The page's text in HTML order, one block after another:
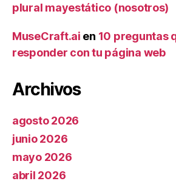
plural mayestático (nosotros)
MuseCraft.ai en 10 preguntas
responder con tu página web
Archivos
agosto 2026
junio 2026
mayo 2026
abril 2026